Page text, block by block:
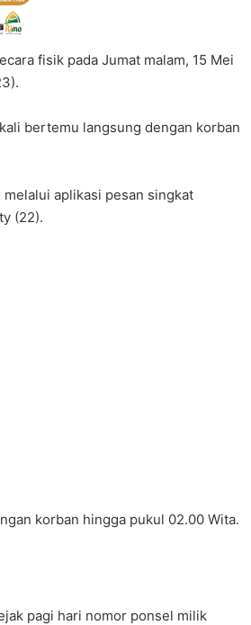
fisik pada Jumat malam, 15 Mei
bertemu langsung dengan korban
aplikasi pesan singkat
(22).
korban hingga pukul 02.00 Wita.
pagi hari nomor ponsel milik